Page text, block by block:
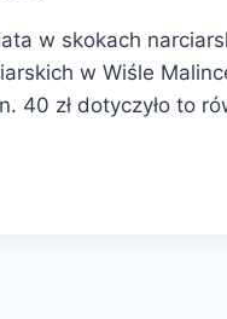
w skokach
w Wiśle
40 zł dotyczyło to